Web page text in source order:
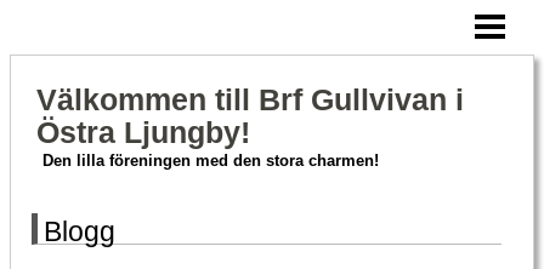
FOTOGALLERI
KONTAKT
Välkommen till Brf Gullvivan i
Östra Ljungby!
Den lilla föreningen med den stora charmen!
Blogg